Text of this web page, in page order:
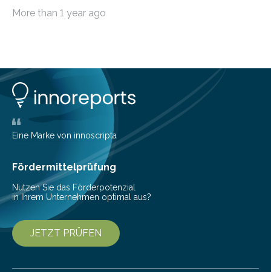
ECOTROPHELIAMit der Produktidee “Flexi-Nuggets”
Studierende der Lebensmittelwissenschaften und
wurde zum 16. Mal durch den Forschungskreis der
Ernährungsindustrie e. V. (FEI) ausgerichtet. “Flexi-
Nuggets” stehen für innovative Lebensmittel, die
Nachhaltigkeit und Genuss vereinen. Sie wurden von
den Studierenden der Lebensmitteltechnologie
Franziska Diebel, Pauline Hoffmann und Yusuf Toprak
entwickelt. Mit nur…
More than 1 year ago
Eine Marke von innoscripta
Fördermittelprüfung
Nutzen Sie das Förderpotenzial
in Ihrem Unternehmen optimal aus?
JETZT PRÜFEN